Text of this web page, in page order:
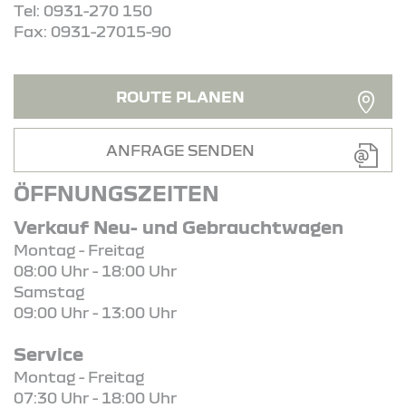
Tel: 0931-270 150
Fax: 0931-27015-90
ROUTE PLANEN
ANFRAGE SENDEN
ÖFFNUNGSZEITEN
Verkauf Neu- und Gebrauchtwagen
Montag - Freitag
08:00 Uhr - 18:00 Uhr
Samstag
09:00 Uhr - 13:00 Uhr
Service
Montag - Freitag
07:30 Uhr - 18:00 Uhr